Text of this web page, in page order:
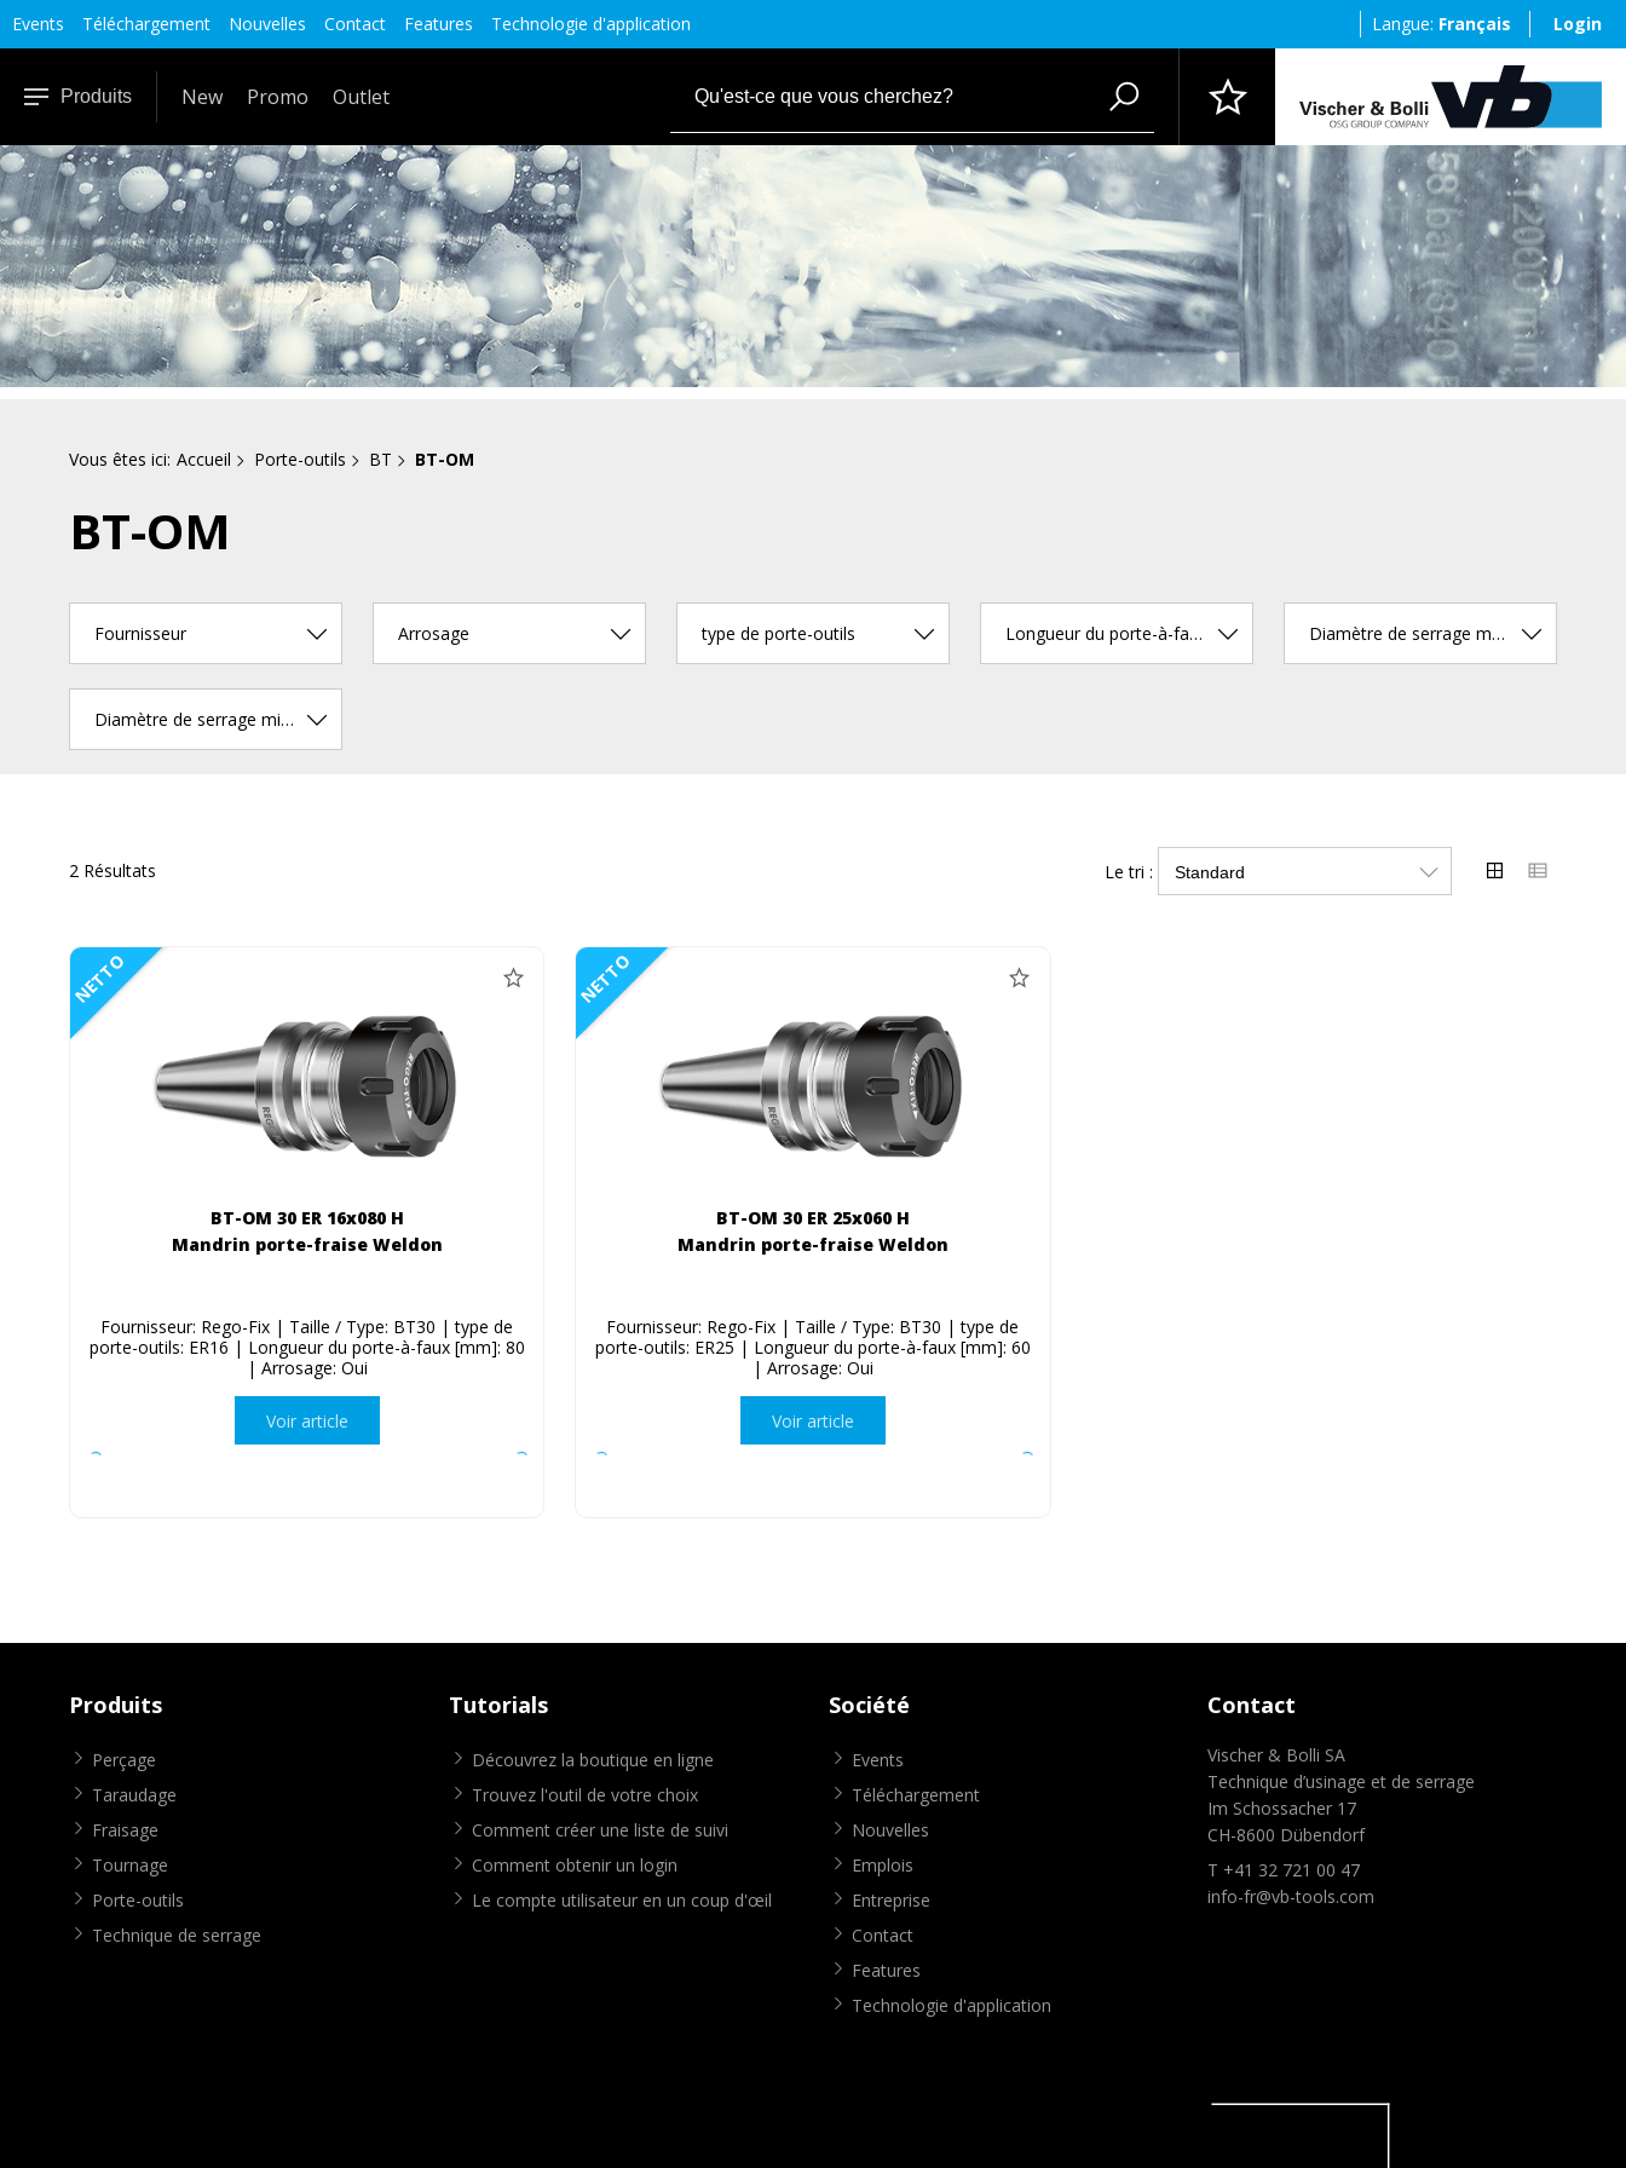
Events Téléchargement Nouvelles Contact Features Technologie d'application Langue: Français Login
Produits New Promo Outlet
Vous êtes ici: Accueil Porte-outils BT BT-OM
BT-OM
Fournisseur Arrosage type de porte-outils Longueur du porte-à-faux (mm) Diamètre de serrage max. (mm)
Diamètre de serrage min. (mm)
2 Résultats Le tri :
NETTO
BT-OM 30 ER 16x080 H
Mandrin porte-fraise Weldon
Fournisseur: Rego-Fix | Taille / Type: BT30 | type de
porte-outils: ER16 | Longueur du porte-à-faux [mm]: 80
| Arrosage: Oui
Voir article
NETTO
BT-OM 30 ER 25x060 H
Mandrin porte-fraise Weldon
Fournisseur: Rego-Fix | Taille / Type: BT30 | type de
porte-outils: ER25 | Longueur du porte-à-faux [mm]: 60
| Arrosage: Oui
Voir article
Produits
Perçage
Taraudage
Fraisage
Tournage
Porte-outils
Technique de serrage
Tutorials
Découvrez la boutique en ligne
Trouvez l'outil de votre choix
Comment créer une liste de suivi
Comment obtenir un login
Le compte utilisateur en un coup d'œil
Société
Events
Téléchargement
Nouvelles
Emplois
Entreprise
Contact
Features
Technologie d'application
Contact
Vischer & Bolli SA
Technique d’usinage et de serrage
Im Schossacher 17
CH-8600 Dübendorf
T +41 32 721 00 47
info-fr@vb-tools.com